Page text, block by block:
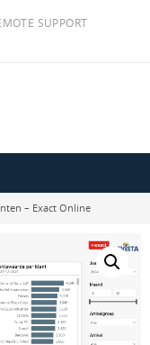
SUPPORT
– Exact Online